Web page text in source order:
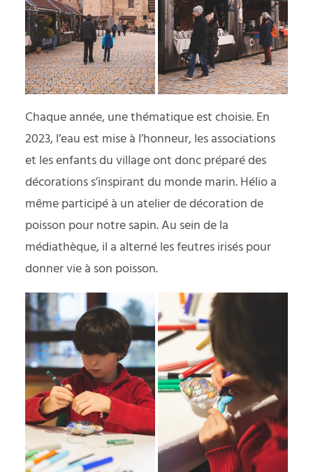
Chaque année, une thématique est choisie. En
2023, l’eau est mise à l’honneur, les associations
et les enfants du village ont donc préparé des
décorations s’inspirant du monde marin. Hélio a
même participé à un atelier de décoration de
poisson pour notre sapin. Au sein de la
médiathèque, il a alterné les feutres irisés pour
donner vie à son poisson.